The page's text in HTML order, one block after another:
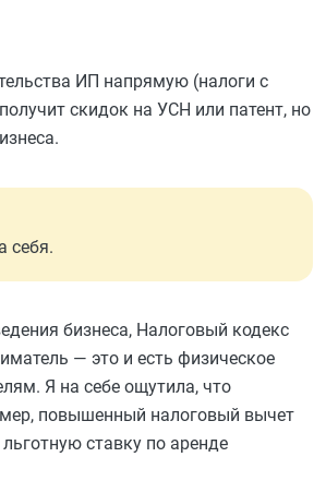
ИП напрямую (налоги с
скидок на УСН или патент, но
себя.
бизнеса, Налоговый кодекс
— это и есть физическое
Я на себе ощутила, что
повышенный налоговый вычет
ставку по аренде